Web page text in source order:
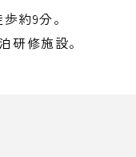
約9分。
研修施設。